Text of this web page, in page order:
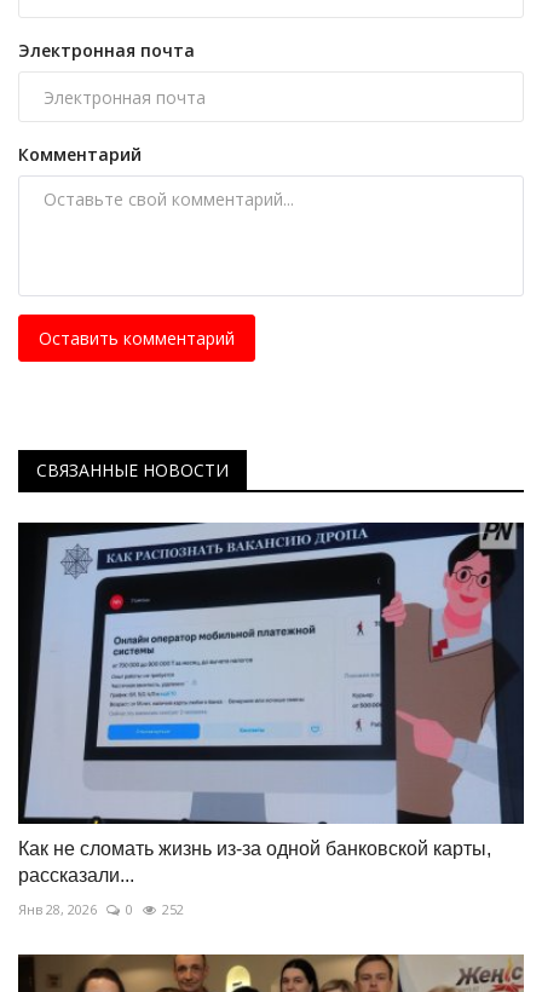
Электронная почта
Комментарий
Оставить комментарий
СВЯЗАННЫЕ НОВОСТИ
Как не сломать жизнь из-за одной банковской карты,
рассказали...
Янв 28, 2026 0 252